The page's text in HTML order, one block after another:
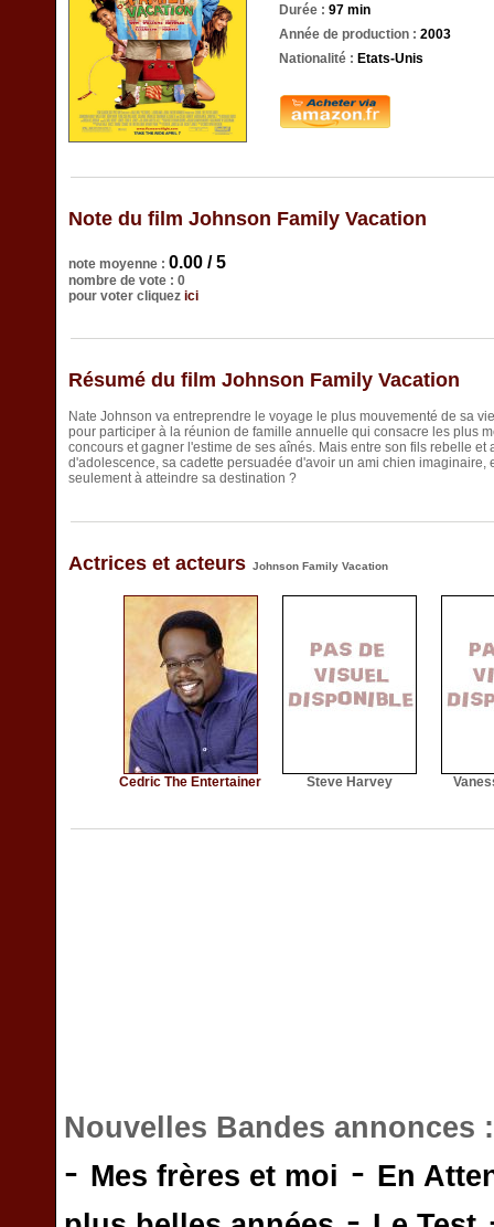
Durée : 97 min
Année de production : 2003
Nationalité : Etats-Unis
Note du film Johnson Family Vacation
note moyenne : 0.00 / 5
nombre de vote : 0
pour voter cliquez ici
Résumé du film Johnson Family Vacation
Nate Johnson va entreprendre le voyage le plus mouvementé de sa
pour participer à la réunion de famille annuelle qui consacre les plus
concours et gagner l'estime de ses aînés. Mais entre son fils rebelle
d'adolescence, sa cadette persuadée d'avoir un ami chien imaginaire,
seulement à atteindre sa destination ?
Actrices et acteurs Johnson Family Vacation
Cedric The Entertainer Steve Harvey
Nouvelles Bandes annonces
- Mes frères et moi - En